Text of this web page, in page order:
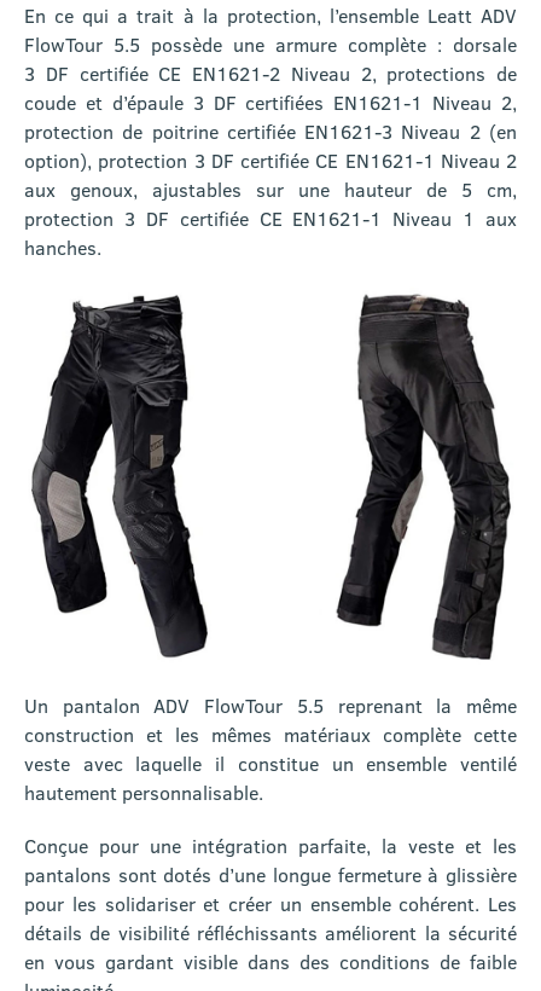
En ce qui a trait à la protection, l’ensemble Leatt ADV
FlowTour 5.5 possède une armure complète : dorsale
3 DF certifiée CE EN1621-2 Niveau 2, protections de
coude et d’épaule 3 DF certifiées EN1621-1 Niveau 2,
protection de poitrine certifiée EN1621-3 Niveau 2 (en
option), protection 3 DF certifiée CE EN1621-1 Niveau 2
aux genoux, ajustables sur une hauteur de 5 cm,
protection 3 DF certifiée CE EN1621-1 Niveau 1 aux
hanches.
Un pantalon ADV FlowTour 5.5 reprenant la même
construction et les mêmes matériaux complète cette
veste avec laquelle il constitue un ensemble ventilé
hautement personnalisable.
Conçue pour une intégration parfaite, la veste et les
pantalons sont dotés d’une longue fermeture à glissière
pour les solidariser et créer un ensemble cohérent. Les
détails de visibilité réfléchissants améliorent la sécurité
en vous gardant visible dans des conditions de faible